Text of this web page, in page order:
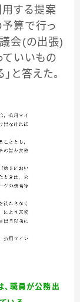
する提案
算で行っ
会(の出張)
いいもの
と答えた。
、職員が公務出